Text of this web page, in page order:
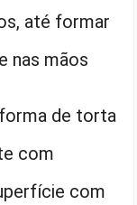
até formar
nas mãos
de torta
com
com